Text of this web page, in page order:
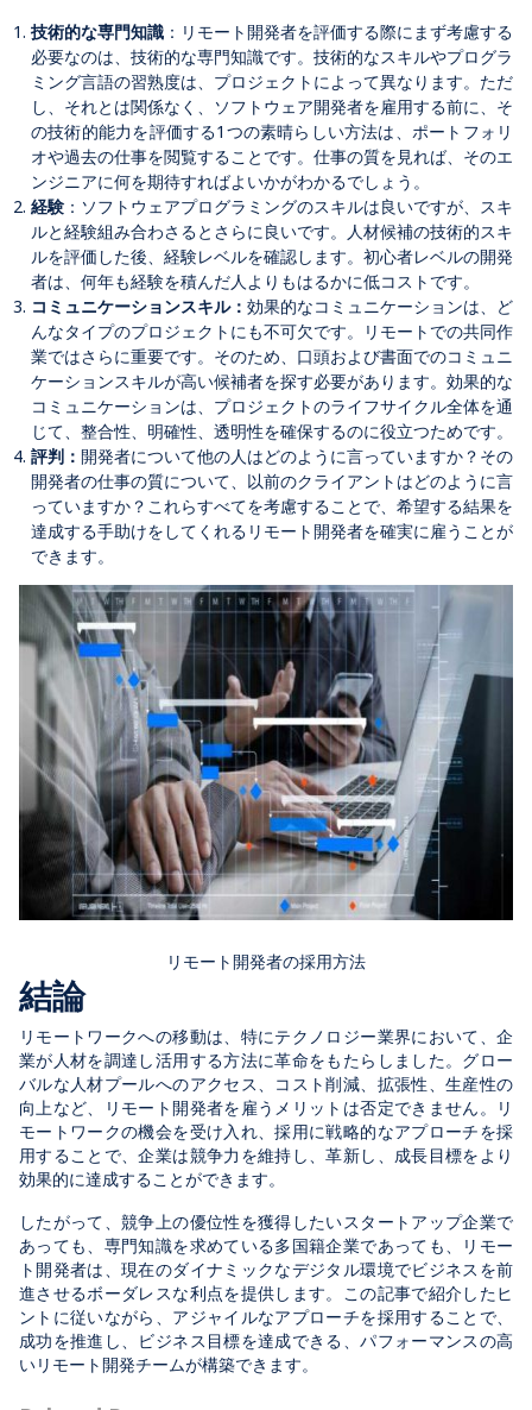
技術的な専門知識 ：リモート開発者を評価する際にまず考慮する
必要なのは、技術的な専門知識です。技術的なスキルやプログラ
ミング言語の習熟度は、プロジェクトによって異なります。ただ
し、それとは関係なく、ソフトウェア開発者を雇用する前に、そ
の技術的能力を評価する1つの素晴らしい方法は、ポートフォリ
オや過去の仕事を閲覧することです。仕事の質を見れば、そのエ
ンジニアに何を期待すればよいかがわかるでしょう。
経験 ：ソフトウェアプログラミングのスキルは良いですが、スキ
ルと経験組み合わさるとさらに良いです。人材候補の技術的スキ
ルを評価した後、経験レベルを確認します。初心者レベルの開発
者は、何年も経験を積んだ人よりもはるかに低コストです。
コミュニケーションスキル： 効果的なコミュニケーションは、ど
んなタイプのプロジェクトにも不可欠です。リモートでの共同作
業ではさらに重要です。そのため、口頭および書面でのコミュニ
ケーションスキルが高い候補者を探す必要があります。効果的な
コミュニケーションは、プロジェクトのライフサイクル全体を通
じて、整合性、明確性、透明性を確保するのに役立つためです。
評判： 開発者について他の人はどのように言っていますか？その
開発者の仕事の質について、以前のクライアントはどのように言
っていますか？これらすべてを考慮することで、希望する結果を
達成する手助けをしてくれるリモート開発者を確実に雇うことが
できます。
リモート開発者の採用方法
結論
リモートワークへの移動は、特にテクノロジー業界において、企
業が人材を調達し活用する方法に革命をもたらしました。グロー
バルな人材プールへのアクセス、コスト削減、拡張性、生産性の
向上など、リモート開発者を雇うメリットは否定できません。リ
モートワークの機会を受け入れ、採用に戦略的なアプローチを採
用することで、企業は競争力を維持し、革新し、成長目標をより
効果的に達成することができます。
したがって、競争上の優位性を獲得したいスタートアップ企業で
あっても、専門知識を求めている多国籍企業であっても、リモー
ト開発者は、現在のダイナミックなデジタル環境でビジネスを前
進させるボーダレスな利点を提供します。この記事で紹介したヒ
ントに従いながら、アジャイルなアプローチを採用することで、
成功を推進し、ビジネス目標を達成できる、パフォーマンスの高
いリモート開発チームが構築できます。